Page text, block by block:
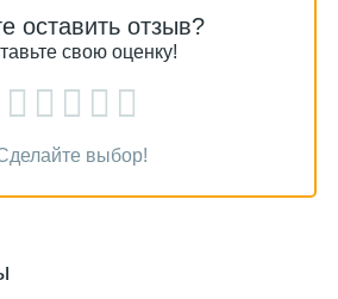
оставить отзыв?
свою оценку!
выбор!